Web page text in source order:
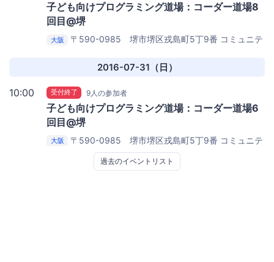
子ども向けプログラミング道場：コーダー道場8
回目@堺
大阪 〒590-0985 堺市堺区戎島町5丁9番 コミュニテ
2016-07-31（日）
10:00 受付終了 9人の参加者
子ども向けプログラミング道場：コーダー道場6
回目@堺
大阪 〒590-0985 堺市堺区戎島町5丁9番 コミュニテ
ィカフェ パンゲア
過去のイベントリスト